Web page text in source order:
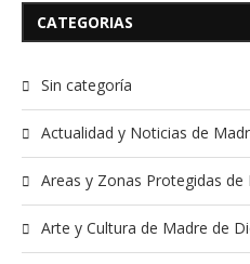
CATEGORIAS
Sin categoría
Actualidad y Noticias de
Areas y Zonas Protegidas de
Arte y Cultura de Madre de